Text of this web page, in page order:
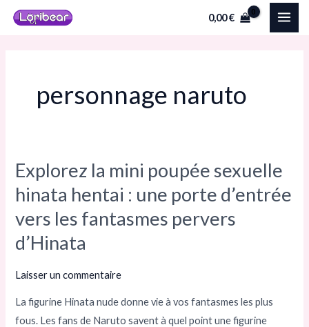
Aller
0,00€
personnage naruto
Explorez la mini poupée sexuelle
hinata hentai : une porte d’entrée
vers les fantasmes pervers
d’Hinata
Laisser un commentaire
La figurine Hinata nude donne vie à vos fantasmes les plus
fous. Les fans de Naruto savent à quel point une figurine
Explorez
la
mini
poupée
sexuelle
hentai :
une
porte